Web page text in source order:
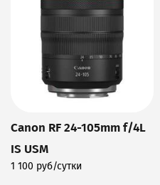
Canon RF 24-105mm f/4L
IS USM
1 100 руб/сутки